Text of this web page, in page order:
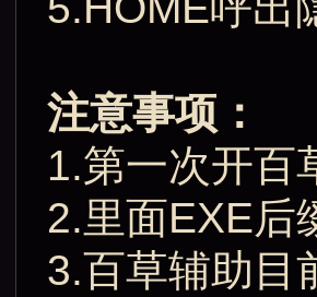
注意事项：
1.第一次开百
2.里面EXE后
3.百草辅助目